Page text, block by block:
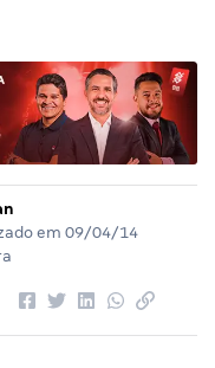
em 09/04/14